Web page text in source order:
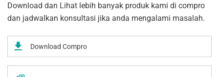
Download dan Lihat lebih banyak produk kami di compro
dan jadwalkan konsultasi jika anda mengalami masalah.
Download Compro